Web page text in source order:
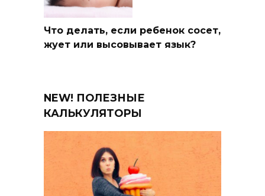
Что делать, если ребенок сосет,
жует или высовывает язык?
NEW! ПОЛЕЗНЫЕ
КАЛЬКУЛЯТОРЫ